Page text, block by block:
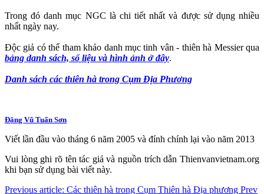
Trong đó danh mục NGC là chi tiết nhất và được sử dụng nhiều
nhất ngày nay.
Độc giả có thể tham khảo danh mục tinh vân - thiên hà Messier qua
bảng danh sách, số liệu và hình ảnh ở đây.
Danh sách các thiên hà trong Cụm Địa Phương
Đặng Vũ Tuấn Sơn
Viết lần đầu vào tháng 6 năm 2005 và đính chính lại vào năm 2013
Vui lòng ghi rõ tên tác giả và nguồn trích dẫn Thienvanvietnam.org
khi bạn sử dụng bài viết này.
Previous article: Các thiên hà trong Cụm Thiên hà Địa phương Prev